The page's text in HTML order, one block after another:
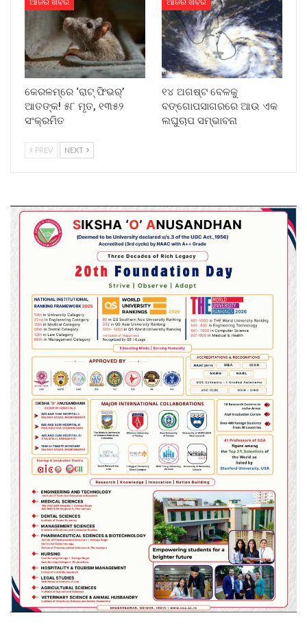
ଆଜିର ଖବର
କେରଳମ୍‌ରେ ‘ରାଟ୍ ଫିଭର୍’
ଆତଙ୍କ! ୫୮ ମୃତ, ୧୩୫୨
ସଂକ୍ରମିତ
ଆଜିର ଖବର
୧୪ ଅଗଷ୍ଟ ବେଳକୁ
ବଙ୍ଗୋପସାଗରରେ ଆଉ ଏକ
ଲଘୁଚାପ ସମ୍ଭାବନା
PREV NEXT